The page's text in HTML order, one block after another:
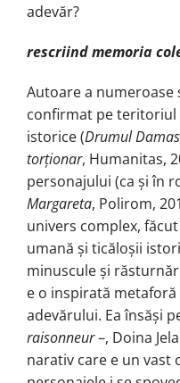
adevăr?
rescriind memoria
Autoare a
confirmat pe teritoriul
istorice (Drumul
torționar, Humanitas,
personajului (ca și în
Margareta, Polirom,
univers complex,
umană și ticăloșii
minuscule și
e o inspirată
adevărului. Ea însăși
raisonneur–, Doina
narativ care e un vast